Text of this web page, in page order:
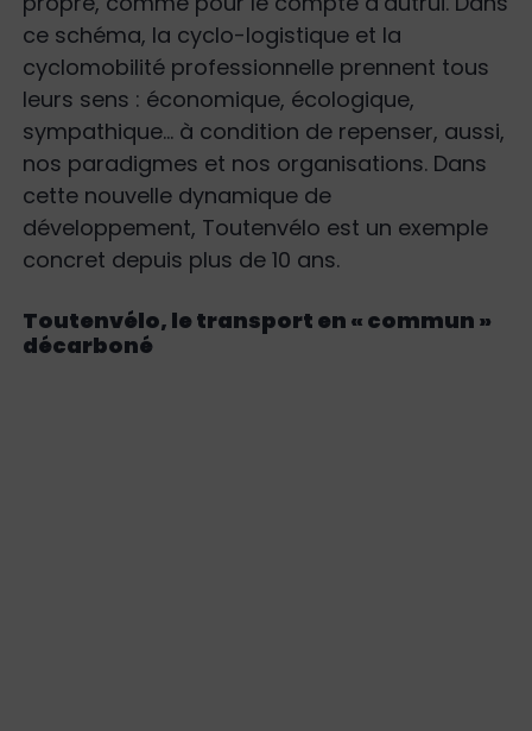
ce schéma, la cyclo-logistique et la
cyclomobilité professionnelle prennent tous
leurs sens : économique, écologique,
sympathique… à condition de repenser, aussi,
nos paradigmes et nos organisations. Dans
cette nouvelle dynamique de
développement, Toutenvélo est un exemple
concret depuis plus de 10 ans.
Toutenvélo, le transport en « commun »
décarboné